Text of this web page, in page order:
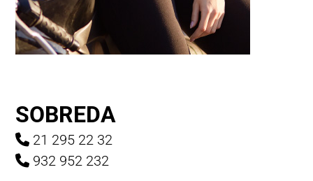
SOBREDA
21 295 22 32
932 952 232